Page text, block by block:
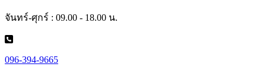
จันทร์-ศุกร์ : 09.00 - 18.00 น.
096-394-9665